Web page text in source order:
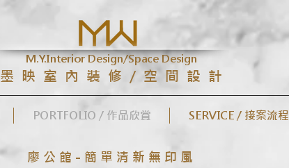
M.Y.Interior Design/Space Design
墨 映 室 內 裝 修 / 空 間 設 計
PORTFOLIO / 作品欣賞 SERVICE / 接案流程
廖 公 館 - 簡 單 清 新 無 印 風